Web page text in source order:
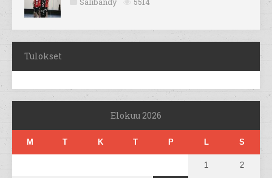
Tulokset
Elokuu 2026
M T K T P L S
1 2